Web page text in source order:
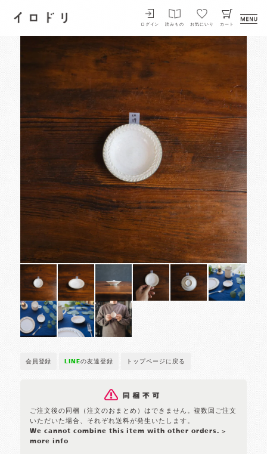
イロドリ
ログイン 読みもの お気にいり カート
会員登録 LINEの友達登録 トップページに戻る
ご注文後の同梱（注文のおまとめ）はできません。複数回ご注文
いただいた場合、それぞれ送料が発生いたします。
We cannot combine this item with other orders. >
more info